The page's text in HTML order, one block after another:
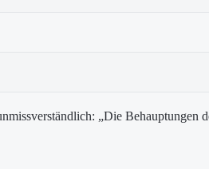
„Die Behauptungen